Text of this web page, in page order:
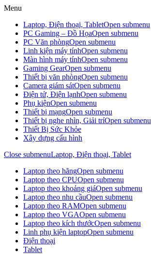
Menu
Laptop, Điện thoại, TabletOpen submenu
PC Gaming – Đồ HọaOpen submenu
PC Văn phòngOpen submenu
Linh kiện máy tínhOpen submenu
Màn hình máy tínhOpen submenu
Gaming GearOpen submenu
Thiết bị văn phòngOpen submenu
Camera giám sátOpen submenu
Điện tử, Điện lạnhOpen submenu
Phụ kiệnOpen submenu
Thiết bị mạngOpen submenu
Thiết bị nghe nhìn, Giải tríOpen submenu
Thiết Bị Sức Khỏe
Xây dựng cấu hình
Close submenuLaptop, Điện thoại, Tablet
Laptop theo hãngOpen submenu
Laptop theo CPUOpen submenu
Laptop theo khoảng giáOpen submenu
Laptop theo nhu cầuOpen submenu
Laptop theo RAMOpen submenu
Laptop theo VGAOpen submenu
Laptop theo kích thướcOpen submenu
Linh phụ kiện laptopOpen submenu
Điện thoại
Tablet